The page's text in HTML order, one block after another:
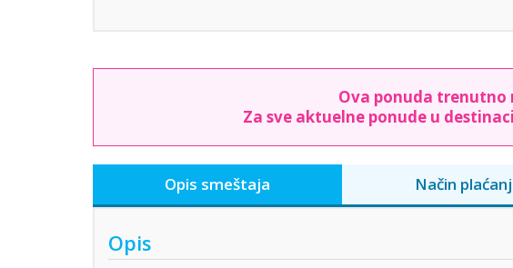
Ova ponuda trenutno
Za sve aktuelne ponude u
Opis smeštaja Način
Opis